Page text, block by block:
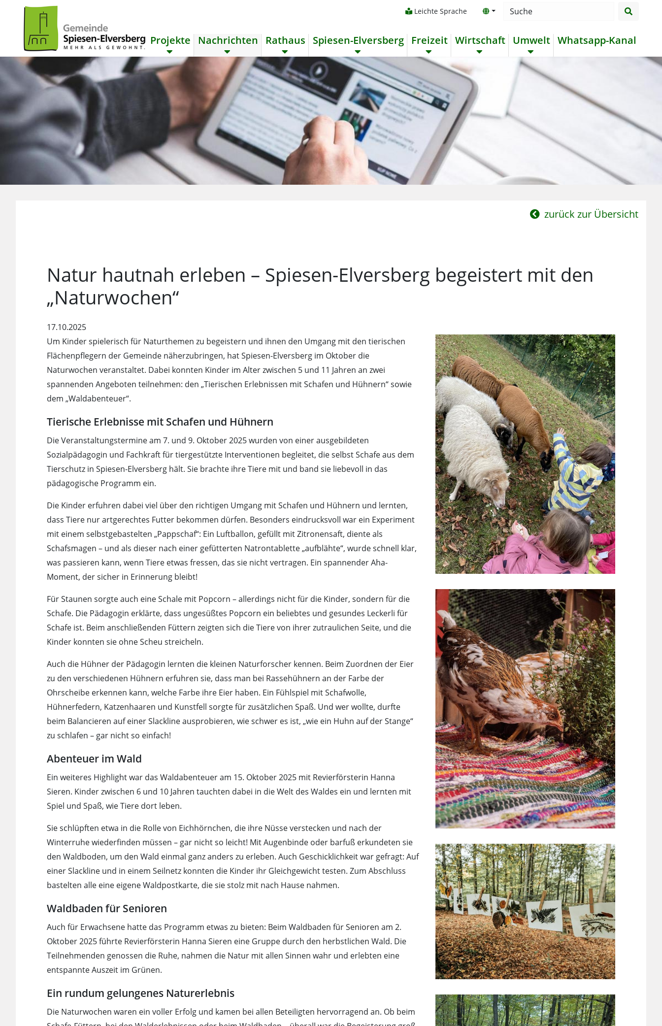
zum Inhalt
Leichte Sprache Searchbox
Projekte Nachrichten Rathaus Spiesen-Elversberg Freizeit Wirtschaft Umwelt Whatsapp-Kanal
zurück zur Übersicht
Natur hautnah erleben – Spiesen-Elversberg begeistert mit den
„Naturwochen“
17.10.2025
Um Kinder spielerisch für Naturthemen zu begeistern und ihnen den Umgang mit den tierischen
Flächenpflegern der Gemeinde näherzubringen, hat Spiesen-Elversberg im Oktober die
Naturwochen veranstaltet. Dabei konnten Kinder im Alter zwischen 5 und 11 Jahren an zwei
spannenden Angeboten teilnehmen: den „Tierischen Erlebnissen mit Schafen und Hühnern“ sowie
dem „Waldabenteuer“.
Tierische Erlebnisse mit Schafen und Hühnern
Die Veranstaltungstermine am 7. und 9. Oktober 2025 wurden von einer ausgebildeten
Sozialpädagogin und Fachkraft für tiergestützte Interventionen begleitet, die selbst Schafe aus dem
Tierschutz in Spiesen-Elversberg hält. Sie brachte ihre Tiere mit und band sie liebevoll in das
pädagogische Programm ein.
Die Kinder erfuhren dabei viel über den richtigen Umgang mit Schafen und Hühnern und lernten,
dass Tiere nur artgerechtes Futter bekommen dürfen. Besonders eindrucksvoll war ein Experiment
mit einem selbstgebastelten „Pappschaf“: Ein Luftballon, gefüllt mit Zitronensaft, diente als
Schafsmagen – und als dieser nach einer gefütterten Natrontablette „aufblähte“, wurde schnell klar,
was passieren kann, wenn Tiere etwas fressen, das sie nicht vertragen. Ein spannender Aha-
Moment, der sicher in Erinnerung bleibt!
Für Staunen sorgte auch eine Schale mit Popcorn – allerdings nicht für die Kinder, sondern für die
Schafe. Die Pädagogin erklärte, dass ungesüßtes Popcorn ein beliebtes und gesundes Leckerli für
Schafe ist. Beim anschließenden Füttern zeigten sich die Tiere von ihrer zutraulichen Seite, und die
Kinder konnten sie ohne Scheu streicheln.
Auch die Hühner der Pädagogin lernten die kleinen Naturforscher kennen. Beim Zuordnen der Eier
zu den verschiedenen Hühnern erfuhren sie, dass man bei Rassehühnern an der Farbe der
Ohrscheibe erkennen kann, welche Farbe ihre Eier haben. Ein Fühlspiel mit Schafwolle,
Hühnerfedern, Katzenhaaren und Kunstfell sorgte für zusätzlichen Spaß. Und wer wollte, durfte
beim Balancieren auf einer Slackline ausprobieren, wie schwer es ist, „wie ein Huhn auf der Stange“
zu schlafen – gar nicht so einfach!
Abenteuer im Wald
Ein weiteres Highlight war das Waldabenteuer am 15. Oktober 2025 mit Revierförsterin Hanna
Sieren. Kinder zwischen 6 und 10 Jahren tauchten dabei in die Welt des Waldes ein und lernten mit
Spiel und Spaß, wie Tiere dort leben.
Sie schlüpften etwa in die Rolle von Eichhörnchen, die ihre Nüsse verstecken und nach der
Winterruhe wiederfinden müssen – gar nicht so leicht! Mit Augenbinde oder barfuß erkundeten sie
den Waldboden, um den Wald einmal ganz anders zu erleben. Auch Geschicklichkeit war gefragt: Auf
einer Slackline und in einem Seilnetz konnten die Kinder ihr Gleichgewicht testen. Zum Abschluss
bastelten alle eine eigene Waldpostkarte, die sie stolz mit nach Hause nahmen.
Waldbaden für Senioren
Auch für Erwachsene hatte das Programm etwas zu bieten: Beim Waldbaden für Senioren am 2.
Oktober 2025 führte Revierförsterin Hanna Sieren eine Gruppe durch den herbstlichen Wald. Die
Teilnehmenden genossen die Ruhe, nahmen die Natur mit allen Sinnen wahr und erlebten eine
entspannte Auszeit im Grünen.
Ein rundum gelungenes Naturerlebnis
Die Naturwochen waren ein voller Erfolg und kamen bei allen Beteiligten hervorragend an. Ob beim